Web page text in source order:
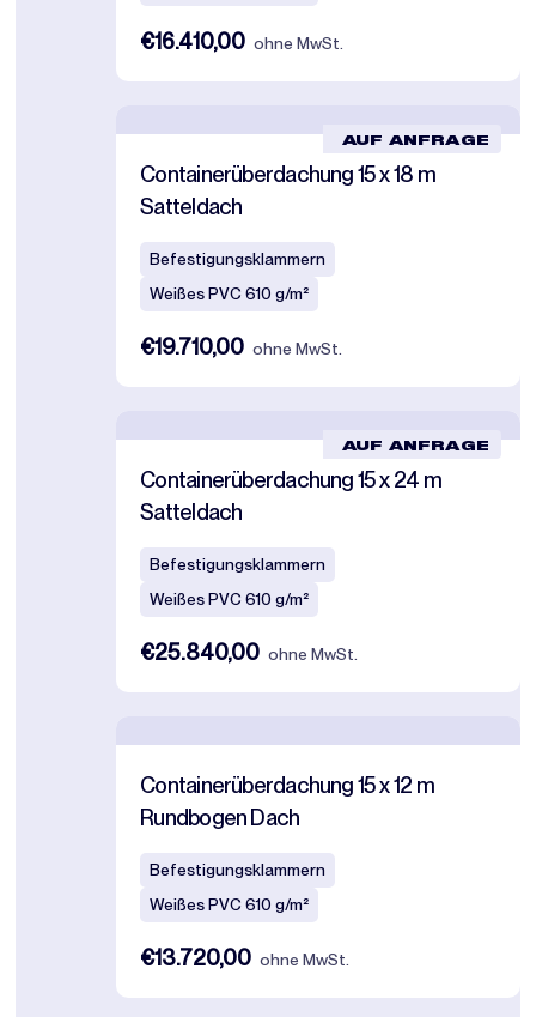
€16.410,00 ohne MwSt.
AUF ANFRAGE
Containerüberdachung 15 x 18 m
Satteldach
Befestigungsklammern
Weißes PVC 610 g/m²
€19.710,00 ohne MwSt.
AUF ANFRAGE
Containerüberdachung 15 x 24 m
Satteldach
Befestigungsklammern
Weißes PVC 610 g/m²
€25.840,00 ohne MwSt.
Containerüberdachung 15 x 12 m
Rundbogen Dach
Befestigungsklammern
Weißes PVC 610 g/m²
€13.720,00 ohne MwSt.